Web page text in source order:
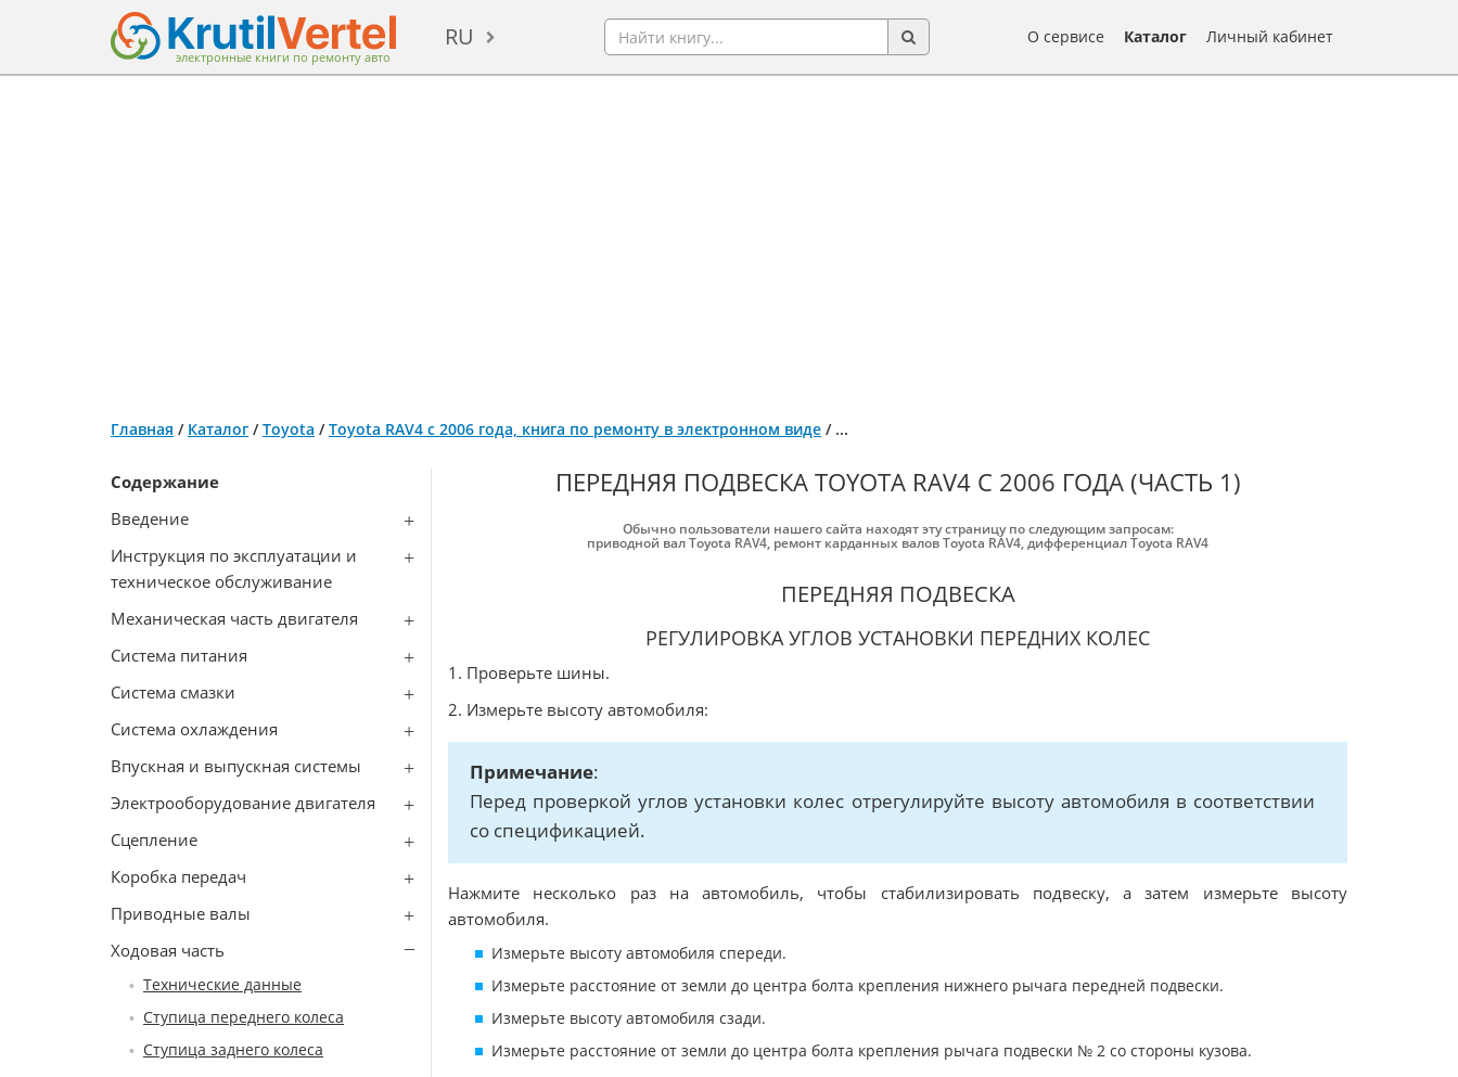
электронные книги по ремонту авто
RU О сервисе Каталог Личный кабинет
Главная / Каталог /Toyota /Toyota RAV4 с 2006 года, книга по ремонту в электронном виде / ...
Содержание
Введение
Инструкция по эксплуатации и
техническое обслуживание
Механическая часть двигателя
Система питания
Система смазки
Система охлаждения
Впускная и выпускная системы
Электрооборудование двигателя
Сцепление
Коробка передач
Приводные валы
Ходовая часть
Технические данные
Ступица переднего колеса
Ступица заднего колеса
ПЕРЕДНЯЯ ПОДВЕСКА TOYOTA RAV4 С 2006 ГОДА (ЧАСТЬ 1)
Обычно пользователи нашего сайта находят эту страницу по следующим запросам:
приводной вал Toyota RAV4, ремонт карданных валов Toyota RAV4,дифференциал Toyota RAV4
ПЕРЕДНЯЯ ПОДВЕСКА
РЕГУЛИРОВКА УГЛОВ УСТАНОВКИ ПЕРЕДНИХ КОЛЕС
1. Проверьте шины.
2. Измерьте высоту автомобиля:
Примечание:
Перед проверкой углов установки колес отрегулируйте высоту автомобиля в соответствии
со спецификацией.
Нажмите несколько раз на автомобиль, чтобы стабилизировать подвеску, а затем измерьте высоту
автомобиля.
Измерьте высоту автомобиля спереди.
Измерьте расстояние от земли до центра болта крепления нижнего рычага передней подвески.
Измерьте высоту автомобиля сзади.
Измерьте расстояние от земли до центра болта крепления рычага подвески № 2 со стороны кузова.